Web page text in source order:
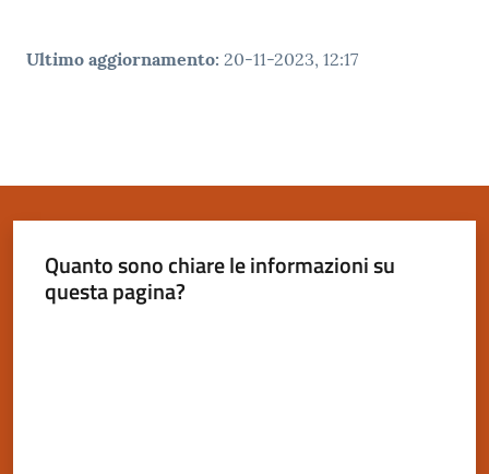
Ultimo aggiornamento: 20-11-2023, 12:17
Quanto sono chiare le informazioni su
questa pagina?